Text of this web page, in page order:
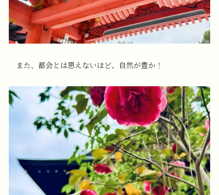
また、都会とは思えないほど、自然が豊か！